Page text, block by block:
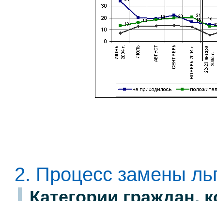
2. Процесс замены
Категории граждан,